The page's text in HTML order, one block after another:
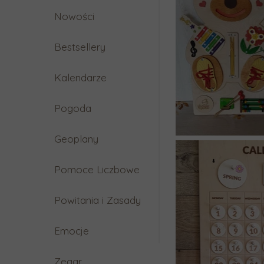
Nowości
Bestsellery
Kalendarze
43x30cm
43x42cm - Dni Miesiąca i Pogoda
52x40cm - Dni Miesiąca i Rozbudowana
Pogoda
Geoplany
Pomoce Liczbowe
Powitania i Zasady
Emocje
Zegar